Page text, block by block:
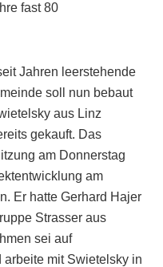
fast 80
Jahren leerstehende
soll nun bebaut
aus Linz
gekauft. Das
am Donnerstag
am
Er hatte Gerhard Hajer
Strasser aus
sei auf
mit Swietelsky in